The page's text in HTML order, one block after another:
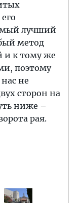
лучший
метод
и к тому же
поэтому
не
сторон на
ниже –
рая.